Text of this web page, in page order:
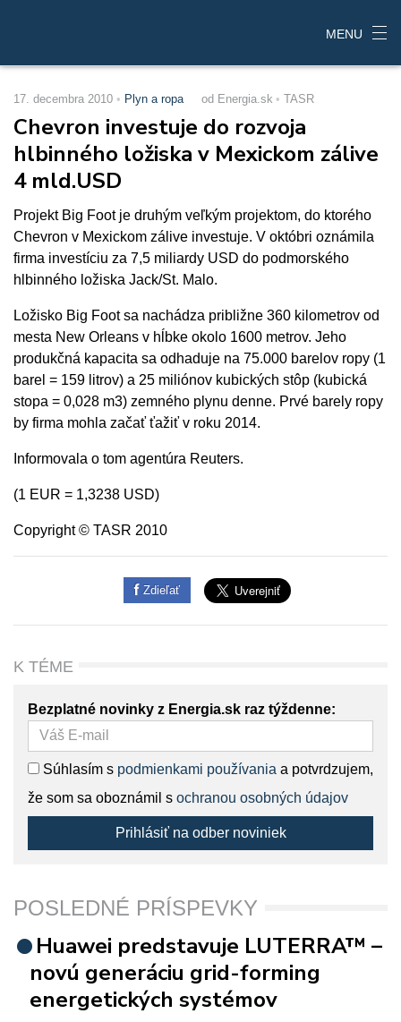
MENU
17. decembra 2010 Plyn a ropa od Energia.sk TASR
Chevron investuje do rozvoja
hlbinného ložiska v Mexickom zálive
4 mld.USD
Projekt Big Foot je druhým veľkým projektom, do ktorého
Chevron v Mexickom zálive investuje. V októbri oznámila
firma investíciu za 7,5 miliardy USD do podmorského
hlbinného ložiska Jack/St. Malo.
Ložisko Big Foot sa nachádza približne 360 kilometrov od
mesta New Orleans v hĺbke okolo 1600 metrov. Jeho
produkčná kapacita sa odhaduje na 75.000 barelov ropy (1
barel = 159 litrov) a 25 miliónov kubických stôp (kubická
stopa = 0,028 m3) zemného plynu denne. Prvé barely ropy
by firma mohla začať ťažiť v roku 2014.
Informovala o tom agentúra Reuters.
(1 EUR = 1,3238 USD)
Copyright © TASR 2010
Zdieľať
K TÉME
Bezplatné novinky z Energia.sk raz týždenne:
Súhlasím s podmienkami používania a potvrdzujem,
že som sa oboznámil s ochranou osobných údajov
Prihlásiť na odber noviniek
POSLEDNÉ PRÍSPEVKY
Huawei predstavuje LUTERRA™ –
novú generáciu grid-forming
energetických systémov